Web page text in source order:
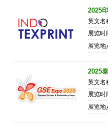
2025
英文名
展览
展览地
2025
英文名
展览
展览